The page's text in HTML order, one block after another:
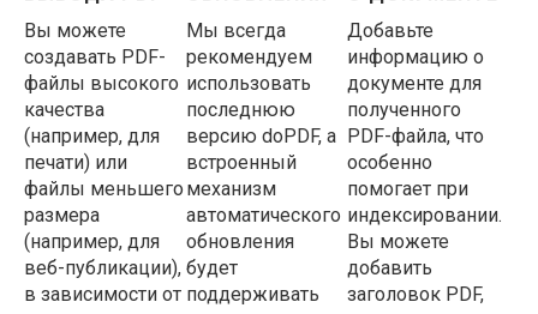
Вы можете
создавать PDF-
файлы высокого
качества
(например, для
печати) или
файлы меньшего
размера
(например, для
веб-публикации),
в зависимости от
Мы всегда
рекомендуем
использовать
последнюю
версию doPDF, а
встроенный
механизм
автоматического
обновления
будет
поддерживать
Добавьте
информацию о
документе для
полученного
PDF-файла, что
особенно
помогает при
индексировании.
Вы можете
добавить
заголовок PDF,